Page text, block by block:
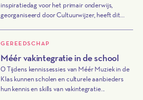
inspiratiedag voor het primair onderwijs,
georganiseerd door Cultuurwijzer, heeft dit...
GEREEDSCHAP
Méér vakintegratie in de school
0 Tijdens kennissessies van Méér Muziek in de
Klas kunnen scholen en culturele aanbieders
hun kennis en skills van vakintegratie...